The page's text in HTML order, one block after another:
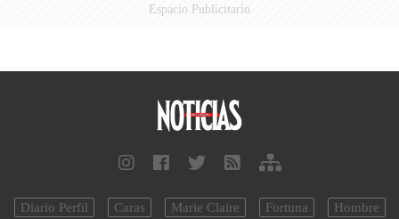
Espacio Publicitario
Diario Perfil Caras Marie Claire Fortuna Hombre